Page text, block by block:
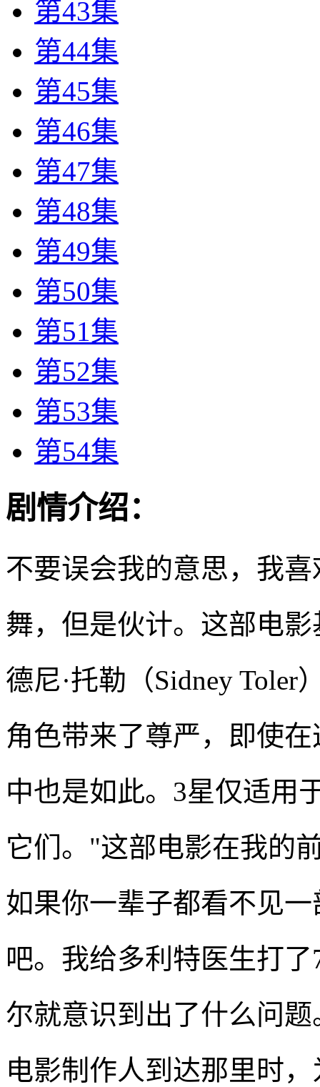
第43集
第44集
第45集
第46集
第47集
第48集
第49集
第50集
第51集
第52集
第53集
第54集
剧情介绍：
不要误会我的意思，我
舞，但是伙计。这部电
德尼·托勒（Sidney Toler
角色带来了尊严，即使
中也是如此。3星仅适用
它们。"这部电影在我的
如果你一辈子都看不见
吧。我给多利特医生打
尔就意识到出了什么问
电影制作人到达那里时